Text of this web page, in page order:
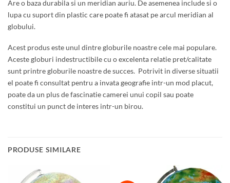
Are o baza durabila si un meridian auriu. De asemenea include si o
lupa cu suport din plastic care poate fi atasat pe arcul meridian al
globului.
Acest produs este unul dintre globurile noastre cele mai populare.
Aceste globuri indestructibile cu o excelenta relatie pret/calitate
sunt printre globurile noastre de succes. Potrivit in diverse situatii
el poate fi consultat pentru a invata geografie intr-un mod placut,
poate da un plus de fascinatie camerei unui copil sau poate
constitui un punct de interes intr-un birou.
PRODUSE SIMILARE